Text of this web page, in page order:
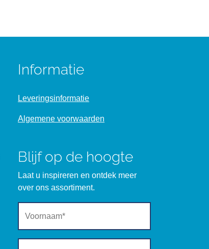
Informatie
Leveringsinformatie
Algemene voorwaarden
Blijf op de hoogte
Laat u inspireren en ontdek meer
over ons assortiment.